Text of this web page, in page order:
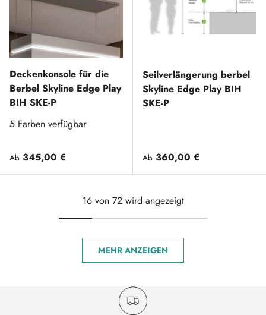
Deckenkonsole für die
Berbel Skyline Edge Play
BIH SKE-P
5 Farben verfügbar
Normaler Preis
Ab 345,00 €
Seilverlängerung berbel
Skyline Edge Play BIH
SKE-P
Normaler Preis
Ab 360,00 €
16 von 72 wird angezeigt
MEHR ANZEIGEN